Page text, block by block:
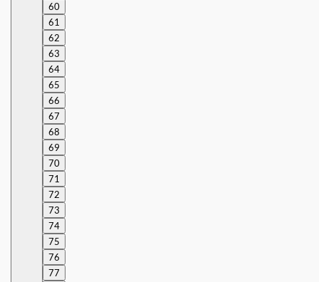
60
61
62
63
64
65
66
67
68
69
70
71
72
73
74
75
76
77